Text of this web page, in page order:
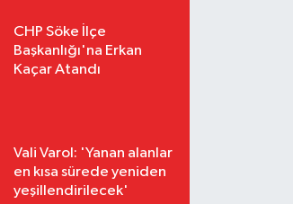
CHP Söke İlçe
Başkanlığı'na Erkan
Kaçar Atandı
Vali Varol: 'Yanan alanlar
en kısa sürede yeniden
yeşillendirilecek'